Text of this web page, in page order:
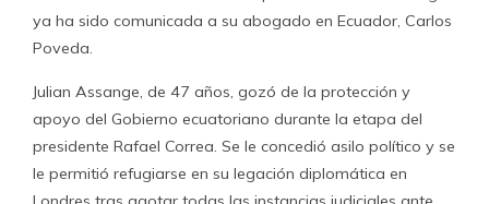
ya ha sido comunicada a su abogado en Ecuador, Carlos
Poveda.
Julian Assange, de 47 años, gozó de la protección y
apoyo del Gobierno ecuatoriano durante la etapa del
presidente Rafael Correa. Se le concedió asilo político y se
le permitió refugiarse en su legación diplomática en